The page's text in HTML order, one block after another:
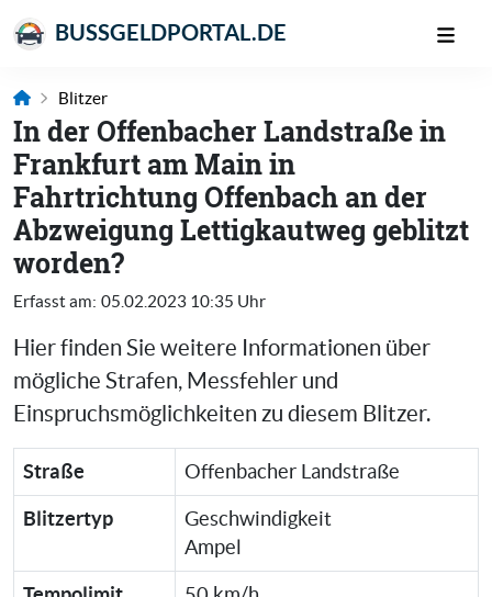
BUSSGELDPORTAL.DE
Blitzer
In der Offenbacher Landstraße in
Frankfurt am Main in
Fahrtrichtung Offenbach an der
Abzweigung Lettigkautweg geblitzt
worden?
Erfasst am: 05.02.2023 10:35 Uhr
Hier finden Sie weitere Informationen über
mögliche Strafen, Messfehler und
Einspruchsmöglichkeiten zu diesem Blitzer.
Straße Offenbacher Landstraße
Blitzertyp
Geschwindigkeit
Ampel